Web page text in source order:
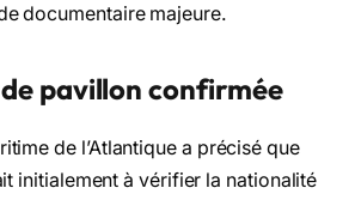
documentaire majeure.
pavillon confirmée
de l’Atlantique a précisé que
initialement à vérifier la nationalité